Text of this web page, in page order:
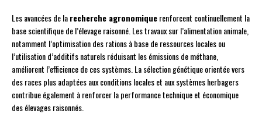
Les avancées de larecherche agronomiquerenforcent continuellement la
base scientifique de l’élevage raisonné. Les travaux sur l’alimentation animale,
notamment l’optimisation des rations à base de ressources locales ou
l’utilisation d’additifs naturels réduisant les émissions de méthane,
améliorent l’efficience de ces systèmes. La sélection génétique orientée vers
des races plus adaptées aux conditions locales et aux systèmes herbagers
contribue également à renforcer la performance technique et économique
des élevages raisonnés.